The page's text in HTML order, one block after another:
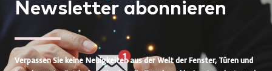
Newsletter abonnieren
Verpassen Sie keine Neuigkeiten aus der Welt der Fenster, Türen und